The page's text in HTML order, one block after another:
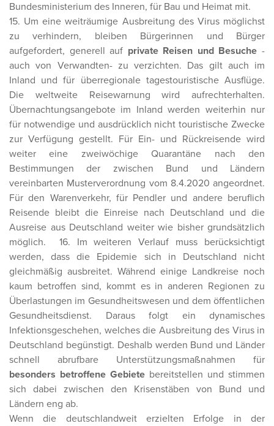
Bundesministerium des Inneren, für Bau und Heimat mit.
15. Um eine weiträumige Ausbreitung des Virus möglichst
zu verhindern, bleiben Bürgerinnen und Bürger
aufgefordert, generell auf private Reisen und Besuche-
auch von Verwandten- zu verzichten. Das gilt auch im
Inland und für überregionale tagestouristische Ausflüge.
Die weltweite Reisewarnung wird aufrechterhalten.
Übernachtungsangebote im Inland werden weiterhin nur
für notwendige und ausdrücklich nicht touristische Zwecke
zur Verfügung gestellt. Für Ein- und Rückreisende wird
weiter eine zweiwöchige Quarantäne nach den
Bestimmungen der zwischen Bund und Ländern
vereinbarten Musterverordnung vom 8.4.2020 angeordnet.
Für den Warenverkehr, für Pendler und andere beruflich
Reisende bleibt die Einreise nach Deutschland und die
Ausreise aus Deutschland weiter wie bisher grundsätzlich
möglich. 16. Im weiteren Verlauf muss berücksichtigt
werden, dass die Epidemie sich in Deutschland nicht
gleichmäßig ausbreitet. Während einige Landkreise noch
kaum betroffen sind, kommt es in anderen Regionen zu
Überlastungen im Gesundheitswesen und dem öffentlichen
Gesundheitsdienst. Daraus folgt ein dynamisches
Infektionsgeschehen, welches die Ausbreitung des Virus in
Deutschland begünstigt. Deshalb werden Bund und Länder
schnell abrufbare Unterstützungsmaßnahmen für
besonders betroffene Gebiete bereitstellen und stimmen
sich dabei zwischen den Krisenstäben von Bund und
Ländern eng ab.
Wenn die deutschlandweit erzielten Erfolge in der